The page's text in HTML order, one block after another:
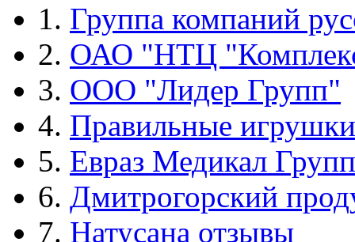
1. Группа компаний
2. ОАО "НТЦ
3. ООО "Лидер Групп"
4. Правильные игрушки
5. Евраз Медикал Групп
6. Дмитрогорский
7. Натусана отзывы